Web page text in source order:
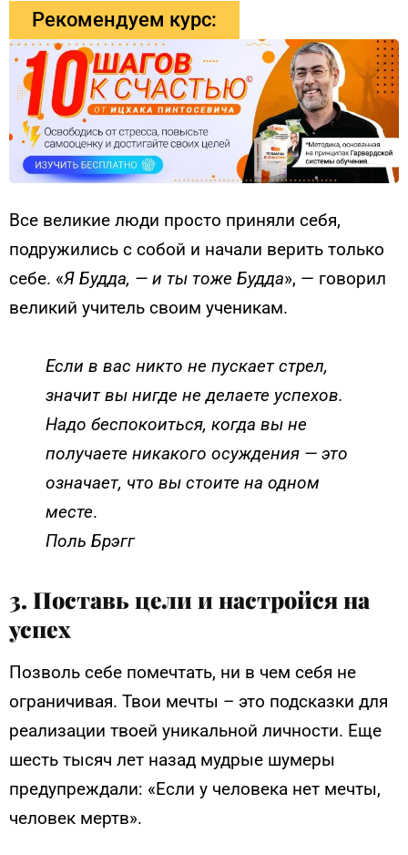
Рекомендуем курс:
Все великие люди просто приняли себя,
подружились с собой и начали верить только
себе. «Я Будда, — и ты тоже Будда», — говорил
великий учитель своим ученикам.
Если в вас никто не пускает стрел,
значит вы нигде не делаете успехов.
Надо беспокоиться, когда вы не
получаете никакого осуждения — это
означает, что вы стоите на одном
месте.
Поль Брэгг
3. Поставь цели и настройся на
успех
Позволь себе помечтать, ни в чем себя не
ограничивая. Твои мечты – это подсказки для
реализации твоей уникальной личности. Еще
шесть тысяч лет назад мудрые шумеры
предупреждали: «Если у человека нет мечты,
человек мертв».